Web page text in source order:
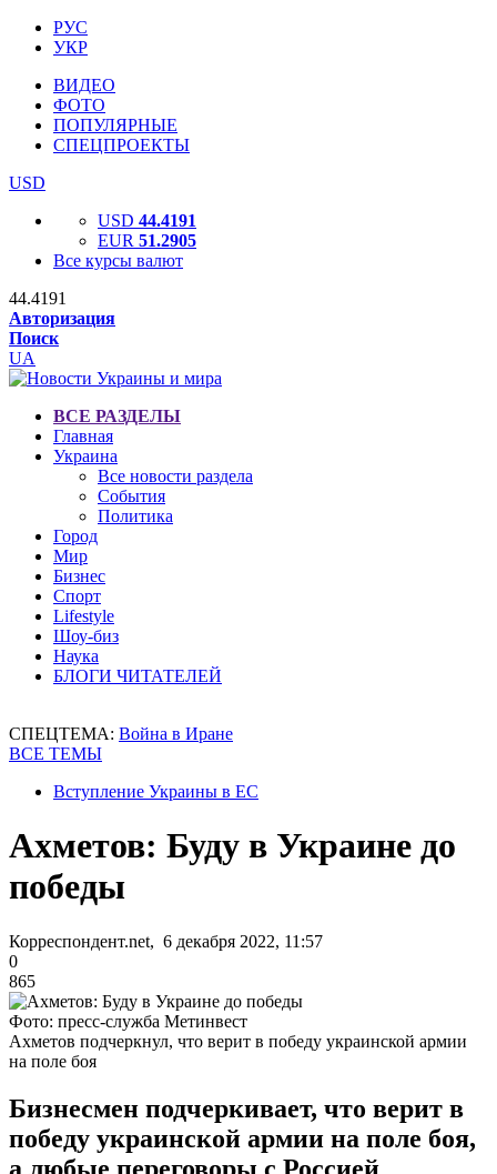
РУС
УКР
ВИДЕО
ФОТО
ПОПУЛЯРНЫЕ
СПЕЦПРОЕКТЫ
USD
USD 44.4191
EUR 51.2905
Все курсы валют
44.4191
Авторизация
Поиск
UA
ВСЕ РАЗДЕЛЫ
Главная
Украина
Все новости раздела
События
Политика
Город
Мир
Бизнес
Спорт
Lifestyle
Шоу-биз
Наука
БЛОГИ ЧИТАТЕЛЕЙ
СПЕЦТЕМА: Война в Иране
ВСЕ ТЕМЫ
Вступление Украины в ЕС
Ахметов: Буду в Украине до
победы
Корреспондент.net, 6 декабря 2022, 11:57
0
865
Фото: пресс-служба Метинвест
Ахметов подчеркнул, что верит в победу украинской армии
на поле боя
Бизнесмен подчеркивает, что верит в
победу украинской армии на поле боя,
а любые переговоры с Россией